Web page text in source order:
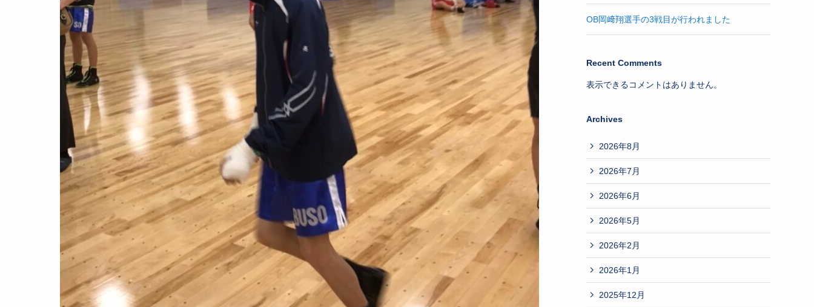
OB岡﨑翔選手の3戦目が行われました
Recent Comments
表示できるコメントはありません。
Archives
2026年8月
2026年7月
2026年6月
2026年5月
2026年2月
2026年1月
2025年12月